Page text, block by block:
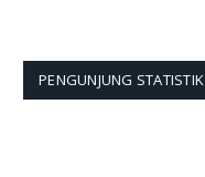
PENGUNJUNG STATISTIK